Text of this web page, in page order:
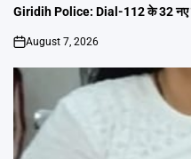
IN
Giridih Police: Dial-112 के 32 नए
on
August 7, 2026